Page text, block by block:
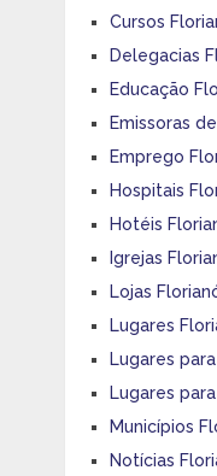
Cursos
Delegacias
Educação
Emissoras
Emprego
Hospitais
Hotéis
Igrejas
Lojas
Lugares
Lugares
Lugares
Municípios
Notícias